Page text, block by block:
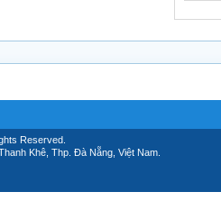
Reserved.
Khê, Thp. Đà Nẵng, Việt Nam.